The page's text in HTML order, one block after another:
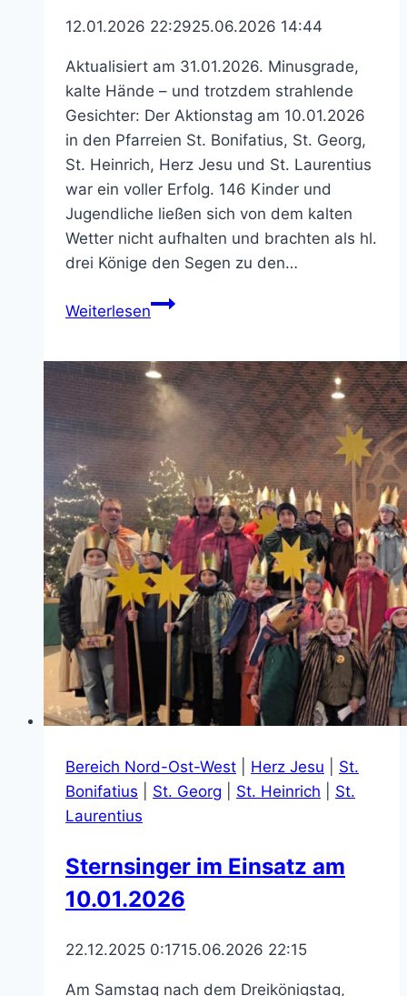
12.01.2026 22:2925.06.2026 14:44
Aktualisiert am 31.01.2026. Minusgrade,
kalte Hände – und trotzdem strahlende
Gesichter: Der Aktionstag am 10.01.2026
in den Pfarreien St. Bonifatius, St. Georg,
St. Heinrich, Herz Jesu und St. Laurentius
war ein voller Erfolg. 146 Kinder und
Jugendliche ließen sich von dem kalten
Wetter nicht aufhalten und brachten als hl.
drei Könige den Segen zu den…
WeiterlesenSternsingen
NOW:
Endergebnis
27.214,44
Bereich Nord-Ost-West Herz Jesu
St.
Bonifatius
St. Georg St. Heinrich
St.
Laurentius
Sternsinger im Einsatz am
10.01.2026
22.12.2025 0:1715.06.2026 22:15
Am Samstag nach dem Dreikönigstag,